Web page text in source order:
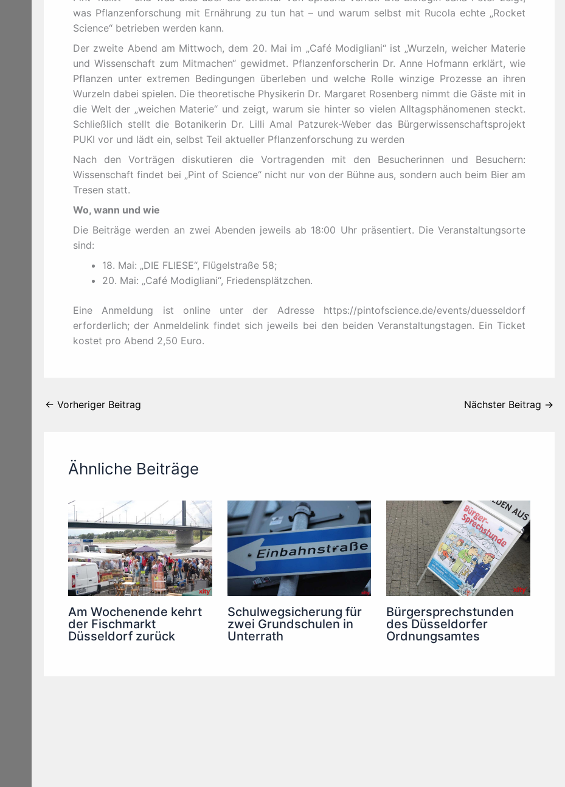
was Pflanzenforschung mit Ernährung zu tun hat – und warum selbst mit Rucola echte „Rocket
Science“ betrieben werden kann.
Der zweite Abend am Mittwoch, dem 20. Mai im „Café Modigliani“ ist „Wurzeln, weicher Materie
und Wissenschaft zum Mitmachen“ gewidmet. Pflanzenforscherin Dr. Anne Hofmann erklärt, wie
Pflanzen unter extremen Bedingungen überleben und welche Rolle winzige Prozesse an ihren
Wurzeln dabei spielen. Die theoretische Physikerin Dr. Margaret Rosenberg nimmt die Gäste mit in
die Welt der „weichen Materie“ und zeigt, warum sie hinter so vielen Alltagsphänomenen steckt.
Schließlich stellt die Botanikerin Dr. Lilli Amal Patzurek-Weber das Bürgerwissenschaftsprojekt
PUKI vor und lädt ein, selbst Teil aktueller Pflanzenforschung zu werden
Nach den Vorträgen diskutieren die Vortragenden mit den Besucherinnen und Besuchern:
Wissenschaft findet bei „Pint of Science“ nicht nur von der Bühne aus, sondern auch beim Bier am
Tresen statt.
Wo, wann und wie
Die Beiträge werden an zwei Abenden jeweils ab 18:00 Uhr präsentiert. Die Veranstaltungsorte
sind:
18. Mai: „DIE FLIESE“, Flügelstraße 58;
20. Mai: „Café Modigliani“, Friedensplätzchen.
Eine Anmeldung ist online unter der Adresse https://pintofscience.de/events/duesseldorf
erforderlich; der Anmeldelink findet sich jeweils bei den beiden Veranstaltungstagen. Ein Ticket
kostet pro Abend 2,50 Euro.
← Vorheriger Beitrag Nächster Beitrag →
Ähnliche Beiträge
Am Wochenende kehrt
der Fischmarkt
Düsseldorf zurück
Schulwegsicherung für
zwei Grundschulen in
Unterrath
Bürgersprechstunden
des Düsseldorfer
Ordnungsamtes